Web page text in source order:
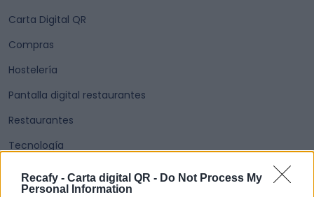
Recafy - Carta digital QR - Do Not Process My
Personal Information
Carta Digital QR
Compras
Hostelería
Pantalla digital restaurantes
Restaurantes
Tecnología
Turismo, experiencias